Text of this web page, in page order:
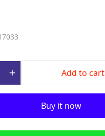
Add to cart
Buy it now